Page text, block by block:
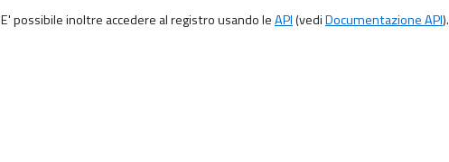
E' possibile inoltre accedere al registro usando leAPI(vediDocumentazione API).